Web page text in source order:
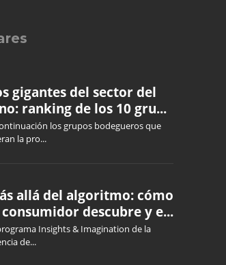
gigantes del sector del
ranking de los 10 gru...
los grupos bodegueros que
la pro...
allá del algoritmo: cómo
descubre y e...
Insights & Imagination de la
de...